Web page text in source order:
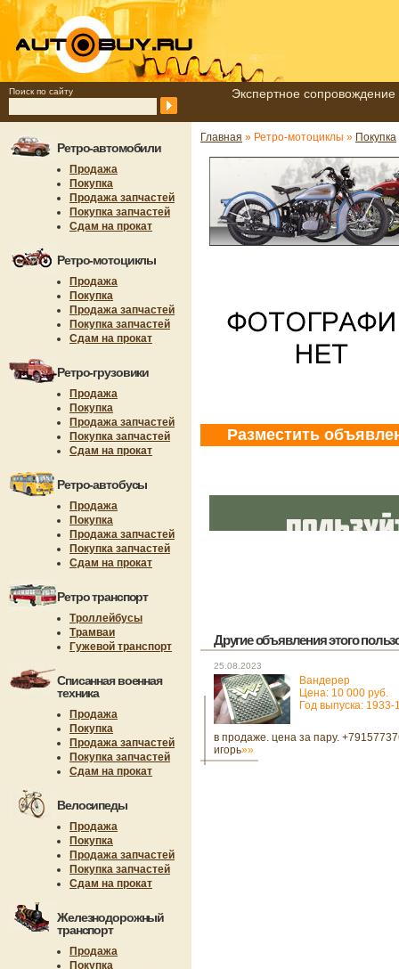
Поиск по сайту Экспертное
Ретро-автомобили
Продажа
Покупка
Продажа запчастей
Покупка запчастей
Сдам на прокат
Ретро-мотоциклы
Продажа
Покупка
Продажа запчастей
Покупка запчастей
Сдам на прокат
Ретро-грузовики
Продажа
Покупка
Продажа запчастей
Покупка запчастей
Сдам на прокат
Ретро-автобусы
Продажа
Покупка
Продажа запчастей
Покупка запчастей
Сдам на прокат
Ретро транспорт
Троллейбусы
Трамваи
Гужевой транспорт
Списанная военная
техника
Продажа
Покупка
Продажа запчастей
Покупка запчастей
Сдам на прокат
Велосипеды
Продажа
Покупка
Продажа запчастей
Покупка запчастей
Сдам на прокат
Железнодорожный
транспорт
Продажа
Покупка
Главная » Ретро-мотоциклы » Покупка
Разместить
Другие объявления этого
25.08.2023
Вандерер
Цена: 10 000 руб.
Год выпуска: 1933-
в продаже. цена за пару.
игорь»»